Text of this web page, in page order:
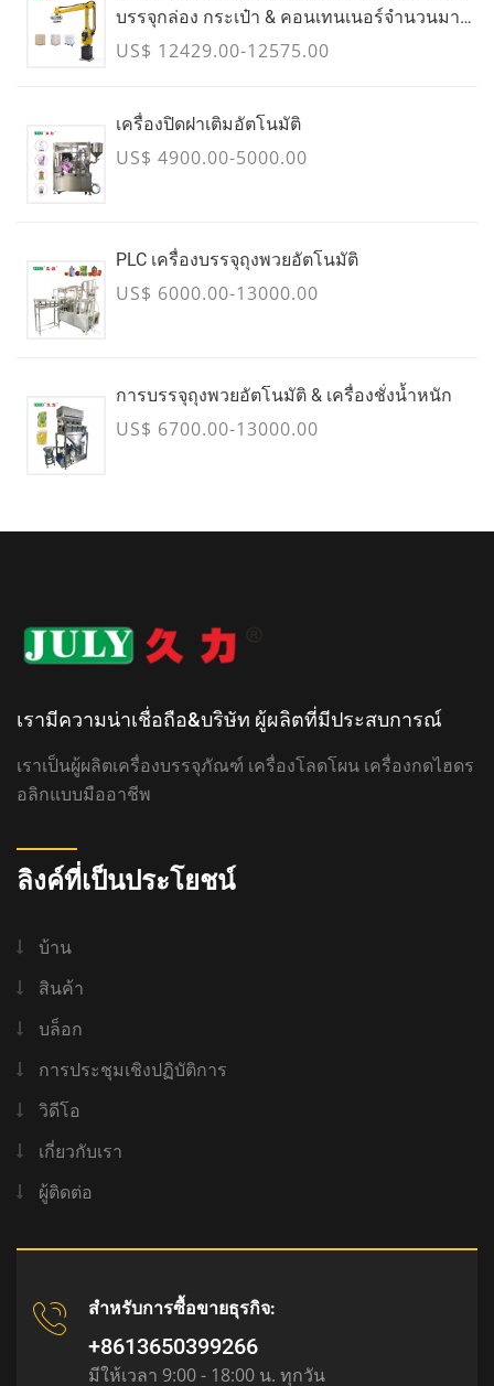
บรรจุกล่อง กระเป๋า & คอนเทนเนอร์จำนวนมาก
- กรกฎาคม
US$ 12429.00-12575.00
เครื่องปิดฝาเติมอัตโนมัติ
US$ 4900.00-5000.00
PLC เครื่องบรรจุถุงพวยอัตโนมัติ
US$ 6000.00-13000.00
การบรรจุถุงพวยอัตโนมัติ & เครื่องชั่งน้ำหนัก
US$ 6700.00-13000.00
เรามีความน่าเชื่อถือ&บริษัท ผู้ผลิตที่มีประสบการณ์
เราเป็นผู้ผลิตเครื่องบรรจุภัณฑ์ เครื่องโลดโผน เครื่องกดไฮดร
อลิกแบบมืออาชีพ
ลิงค์ที่เป็นประโยชน์
บ้าน
สินค้า
บล็อก
การประชุมเชิงปฏิบัติการ
วิดีโอ
เกี่ยวกับเรา
ผู้ติดต่อ
สำหรับการซื้อขายธุรกิจ:
+8613650399266
มีให้เวลา 9:00 - 18:00 น. ทุกวัน